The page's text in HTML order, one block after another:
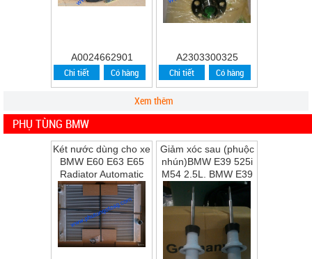
A0024662901
Chi tiết Có hàng
A2303300325
Chi tiết Có hàng
Xem thêm
PHỤ TÙNG BMW
Két nước dùng cho xe
BMW E60 E63 E65
Radiator Automatic
Transmission
Giảm xóc sau (phuộc
nhún)BMW E39 525i
M54 2.5L, BMW E39
528i M52 2.8L, BMW
E39 530i M54 ...